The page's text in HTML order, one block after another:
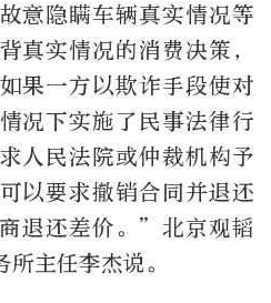
意隐瞒车辆真实情况等
真实情况的消费决策，
果一方以欺诈手段使对
况下实施了民事法律行
人民法院或仲裁机构予
以要求撤销合同并退还
退还差价。”北京观韬
主任李杰说。